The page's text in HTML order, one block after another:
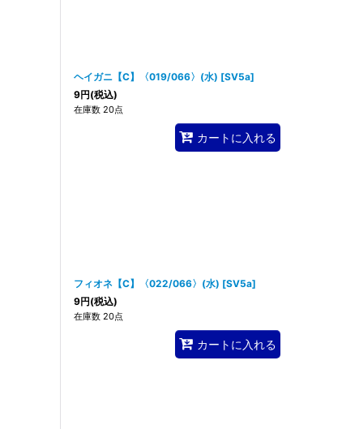
ヘイガニ【C】〈019/066〉(水) [SV5a]
9円(税込)
在庫数 20点
カートに入れる
フィオネ【C】〈022/066〉(水) [SV5a]
9円(税込)
在庫数 20点
カートに入れる